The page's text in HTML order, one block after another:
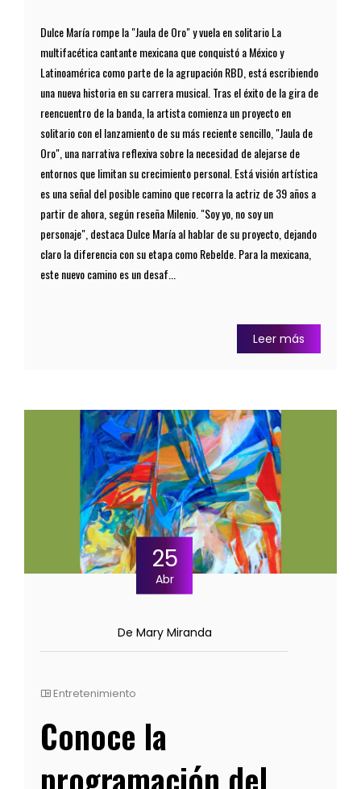
Dulce María rompe la "Jaula de Oro" y vuela en solitario La
multifacética cantante mexicana que conquistó a México y
Latinoamérica como parte de la agrupación RBD, está escribiendo
una nueva historia en su carrera musical. Tras el éxito de la gira de
reencuentro de la banda, la artista comienza un proyecto en
solitario con el lanzamiento de su más reciente sencillo, "Jaula de
Oro", una narrativa reflexiva sobre la necesidad de alejarse de
entornos que limitan su crecimiento personal. Está visión artística
es una señal del posible camino que recorra la actriz de 39 años a
partir de ahora, según reseña Milenio. "Soy yo, no soy un
personaje", destaca Dulce María al hablar de su proyecto, dejando
claro la diferencia con su etapa como Rebelde. Para la mexicana,
este nuevo camino es un desaf...
Leer más
25
Abr
De Mary Miranda
Entretenimiento
Conoce la